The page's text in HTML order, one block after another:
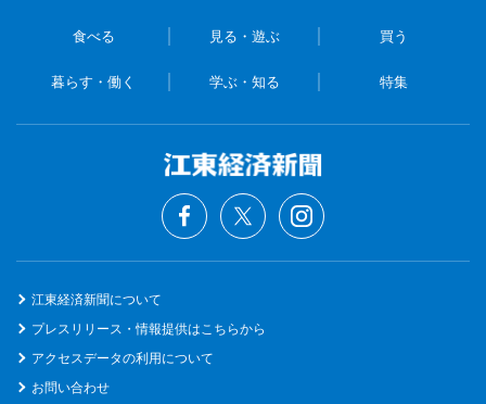
食べる 見る・遊ぶ 買う
暮らす・働く 学ぶ・知る 特集
江東経済新聞について
プレスリリース・情報提供はこちらから
アクセスデータの利用について
お問い合わせ